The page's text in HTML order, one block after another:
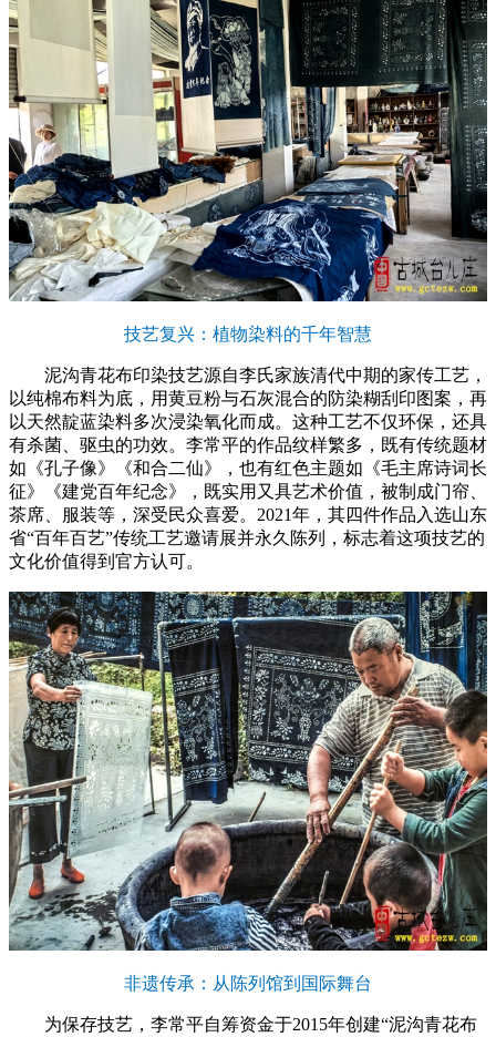
技艺复兴：植物染料的千年智慧
泥沟青花布印染技艺源自李氏家族清代中期的家传工艺，
以纯棉布料为底，用黄豆粉与石灰混合的防染糊刮印图案，再
以天然靛蓝染料多次浸染氧化而成。这种工艺不仅环保，还具
有杀菌、驱虫的功效。李常平的作品纹样繁多，既有传统题材
如《孔子像》《和合二仙》，也有红色主题如《毛主席诗词长
征》《建党百年纪念》，既实用又具艺术价值，被制成门帘、
茶席、服装等，深受民众喜爱。2021年，其四件作品入选山东
省“百年百艺”传统工艺邀请展并永久陈列，标志着这项技艺的
文化价值得到官方认可。
非遗传承：从陈列馆到国际舞台
为保存技艺，李常平自筹资金于2015年创建“泥沟青花布